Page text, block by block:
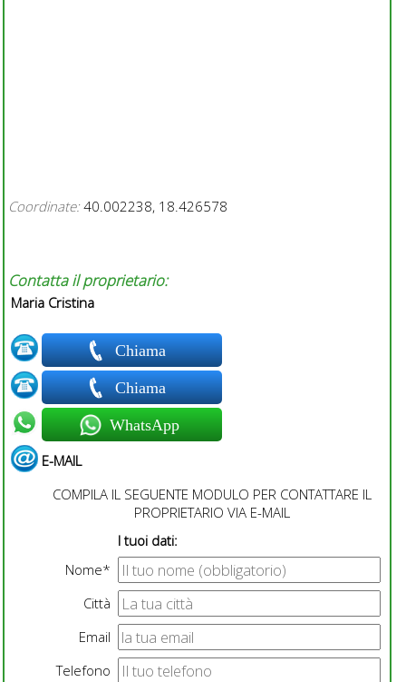
Coordinate: 40.002238, 18.426578
Contatta il proprietario:
Maria Cristina
Chiama
Chiama
WhatsApp
E-MAIL
COMPILA IL SEGUENTE MODULO PER CONTATTARE IL
PROPRIETARIO VIA E-MAIL
I tuoi dati:
Nome*
Città
Email
Telefono